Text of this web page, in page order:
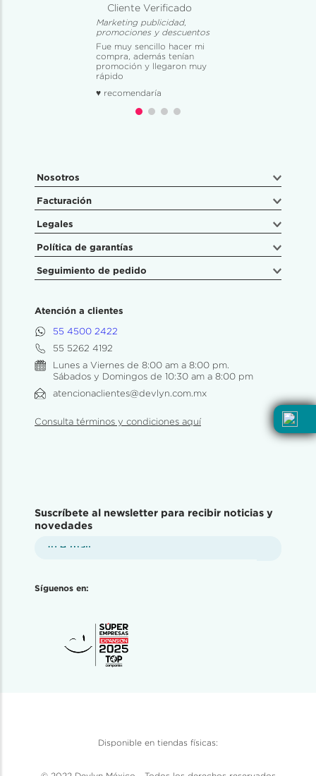
Cliente Verificado
Marketing publicidad,
promociones y descuentos
Fue muy sencillo hacer mi
compra, además tenían
promoción y llegaron muy
rápido
♥ recomendaría
Nosotros
Facturación
Legales
Política de garantías
Seguimiento de pedido
Atención a clientes
55 4500 2422
55 5262 4192
Lunes a Viernes de 8:00 am a 8:00 pm.
Sábados y Domingos de 10:30 am a 8:00 pm
atencionaclientes@devlyn.com.mx
Consulta términos y condiciones aquí
Suscríbete al newsletter para recibir noticias y
novedades
Síguenos en:
Disponible en tiendas físicas: